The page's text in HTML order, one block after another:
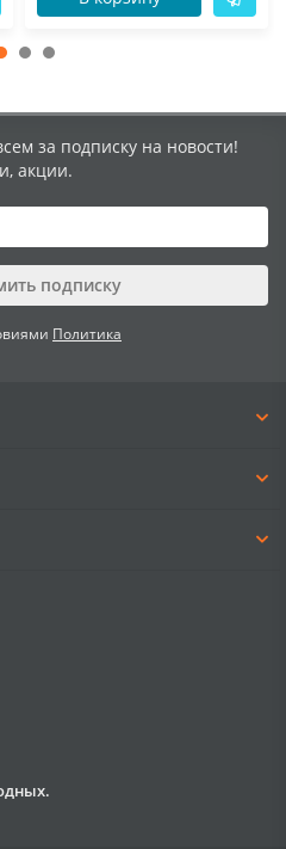
за подписку на новости!
акции.
подписку
Политика